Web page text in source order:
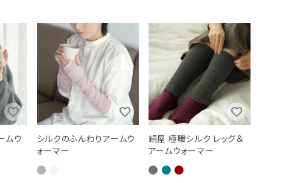
ムウ
シルクのふんわりアームウ
ォーマー
絹屋 極暖シルク レッグ＆
アームウォーマー